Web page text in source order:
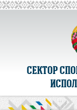
СЕКТОР